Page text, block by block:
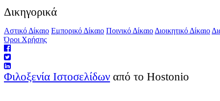
Δικηγορικά
Αστικό Δίκαιο Εμπορικό Δίκαιο Ποινικό Δίκαιο Διοικητικό Δίκαιο
Όροι Χρήσης
Φιλοξενία Ιστοσελίδων από το Hostonio